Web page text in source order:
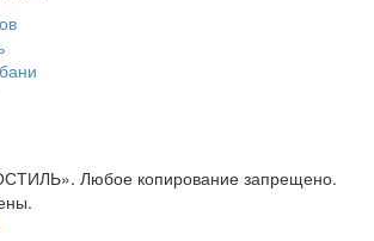
Любое копирование запрещено.